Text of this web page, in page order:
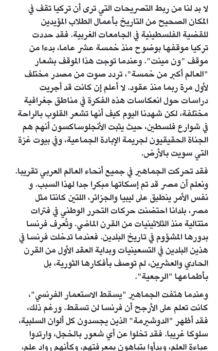
لا بد لنا من ربط التصريحات التي ترى أن تركيا تقف في
المكان الصحيح من التاريخ بأعمال الطلاب المؤيدين
للقضية الفلسطينية في الجامعات الغربية. فقد حددت
تركيا موقفها بوضوح منذ خمسة عشر عاما، بدءا من
موقف "ون مينت". وعندما توجت هذا الموقف بشعار
"العالم أكبر من خمسة"، تردد صوت من مصدر مختلف
لأول مرة ربما منذ عقود. لا أعلم إن كانت قد أجريت
دراسات حول انعكاسات هذه الفكرة في مناطق جغرافية
مختلفة، لكن شهدنا اليوم كيف أنها تشعر القلوب بالراحة
في شوارع فلسطين، حيث يثبت الأنجلوساكسون أنهم هم
الجناة الحقيقيون لجريمة الإبادة الجماعية، وفي بيوت غزة
التي سويت بالأرض.
فقد تحركت الجماهير في جميع أنحاء العالم العربي تقريبا.
ونعلم أن مصر قد تم إسكاتها مبكرا جدا لهذا السبب. و
نفس الأمر ينطبق على ليبيا والجزائر، اللتين كانتا مثل
مصر، بلدانا احتضنت حركات التحرر الوطني في فترات
متتالية منذ الثلاثينيات من القرن الماضي. وتُعرف فرنسا
بدورها المشؤوم في تاريخ البلدين. فعندما تدخلت فرنسا في
هذين البلدين في التسعينيات وبداية العقد الأول من القرن
الحادي والعشرين، لم توصف بأفكارها الثورية، بل
بأطماعها "الرجعية".
وعندما هتفت الجماهير "يسقط الاستعمار الفرنسي"،
كانت تعلم على الأرجح أن فرنسا لن تسقط. ورغم ذلك،
فقد أظهر "الدوشيرمة" الذين يجسدون كل ألوان السلبية،
سلوكا غريبا. فقد تخلوا عن أي شعور بالخجل، وارتدوا